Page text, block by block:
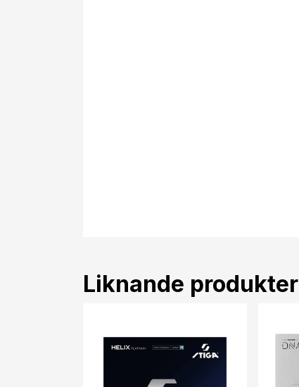
Liknande produkter